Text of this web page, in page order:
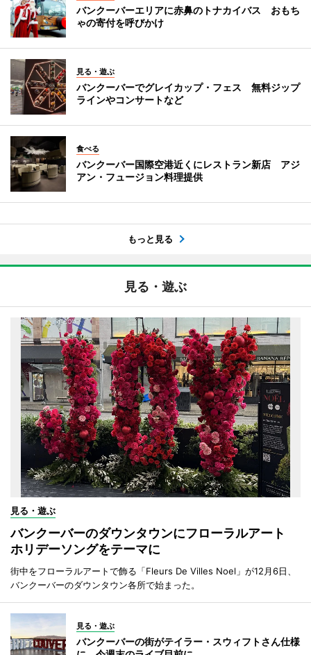
バンクーバーエリアに赤鼻のトナカイバス おもち
ゃの寄付を呼びかけ
見る・遊ぶ
バンクーバーでグレイカップ・フェス 無料ジップ
ラインやコンサートなど
食べる
バンクーバー国際空港近くにレストラン新店 アジ
アン・フュージョン料理提供
もっと見る
見る・遊ぶ
見る・遊ぶ
バンクーバーのダウンタウンにフローラルアート
ホリデーソングをテーマに
街中をフローラルアートで飾る「Fleurs De Villes Noel」が12月6日、
バンクーバーのダウンタウン各所で始まった。
見る・遊ぶ
バンクーバーの街がテイラー・スウィフトさん仕様